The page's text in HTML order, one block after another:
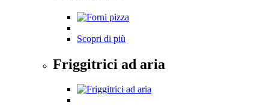
Scopri di più
Friggitrici ad aria